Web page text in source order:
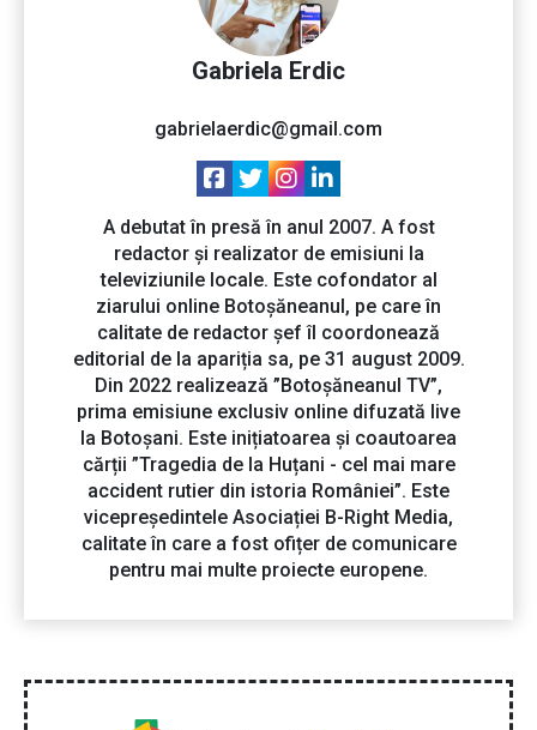
Gabriela Erdic
gabrielaerdic@gmail.com
A debutat în presă în anul 2007. A fost
redactor și realizator de emisiuni la
televiziunile locale. Este cofondator al
ziarului online Botoșăneanul, pe care în
calitate de redactor șef îl coordonează
editorial de la apariția sa, pe 31 august 2009.
Din 2022 realizează ”Botoșăneanul TV”,
prima emisiune exclusiv online difuzată live
la Botoșani. Este inițiatoarea și coautoarea
cărții ”Tragedia de la Huțani - cel mai mare
accident rutier din istoria României”. Este
vicepreședintele Asociației B-Right Media,
calitate în care a fost ofițer de comunicare
pentru mai multe proiecte europene.